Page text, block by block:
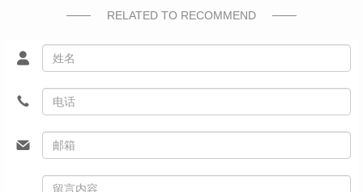
RELATED TO RECOMMEND